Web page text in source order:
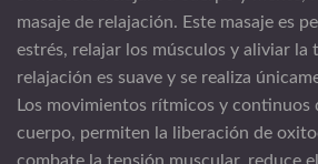
masaje de relajación. Este masaje es
estrés, relajar los músculos y aliviar la
relajación es suave y se realiza
Los movimientos rítmicos y continuos
cuerpo, permiten la liberación de